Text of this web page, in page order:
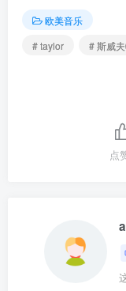
欧美音乐
# taylor
# 斯威
点